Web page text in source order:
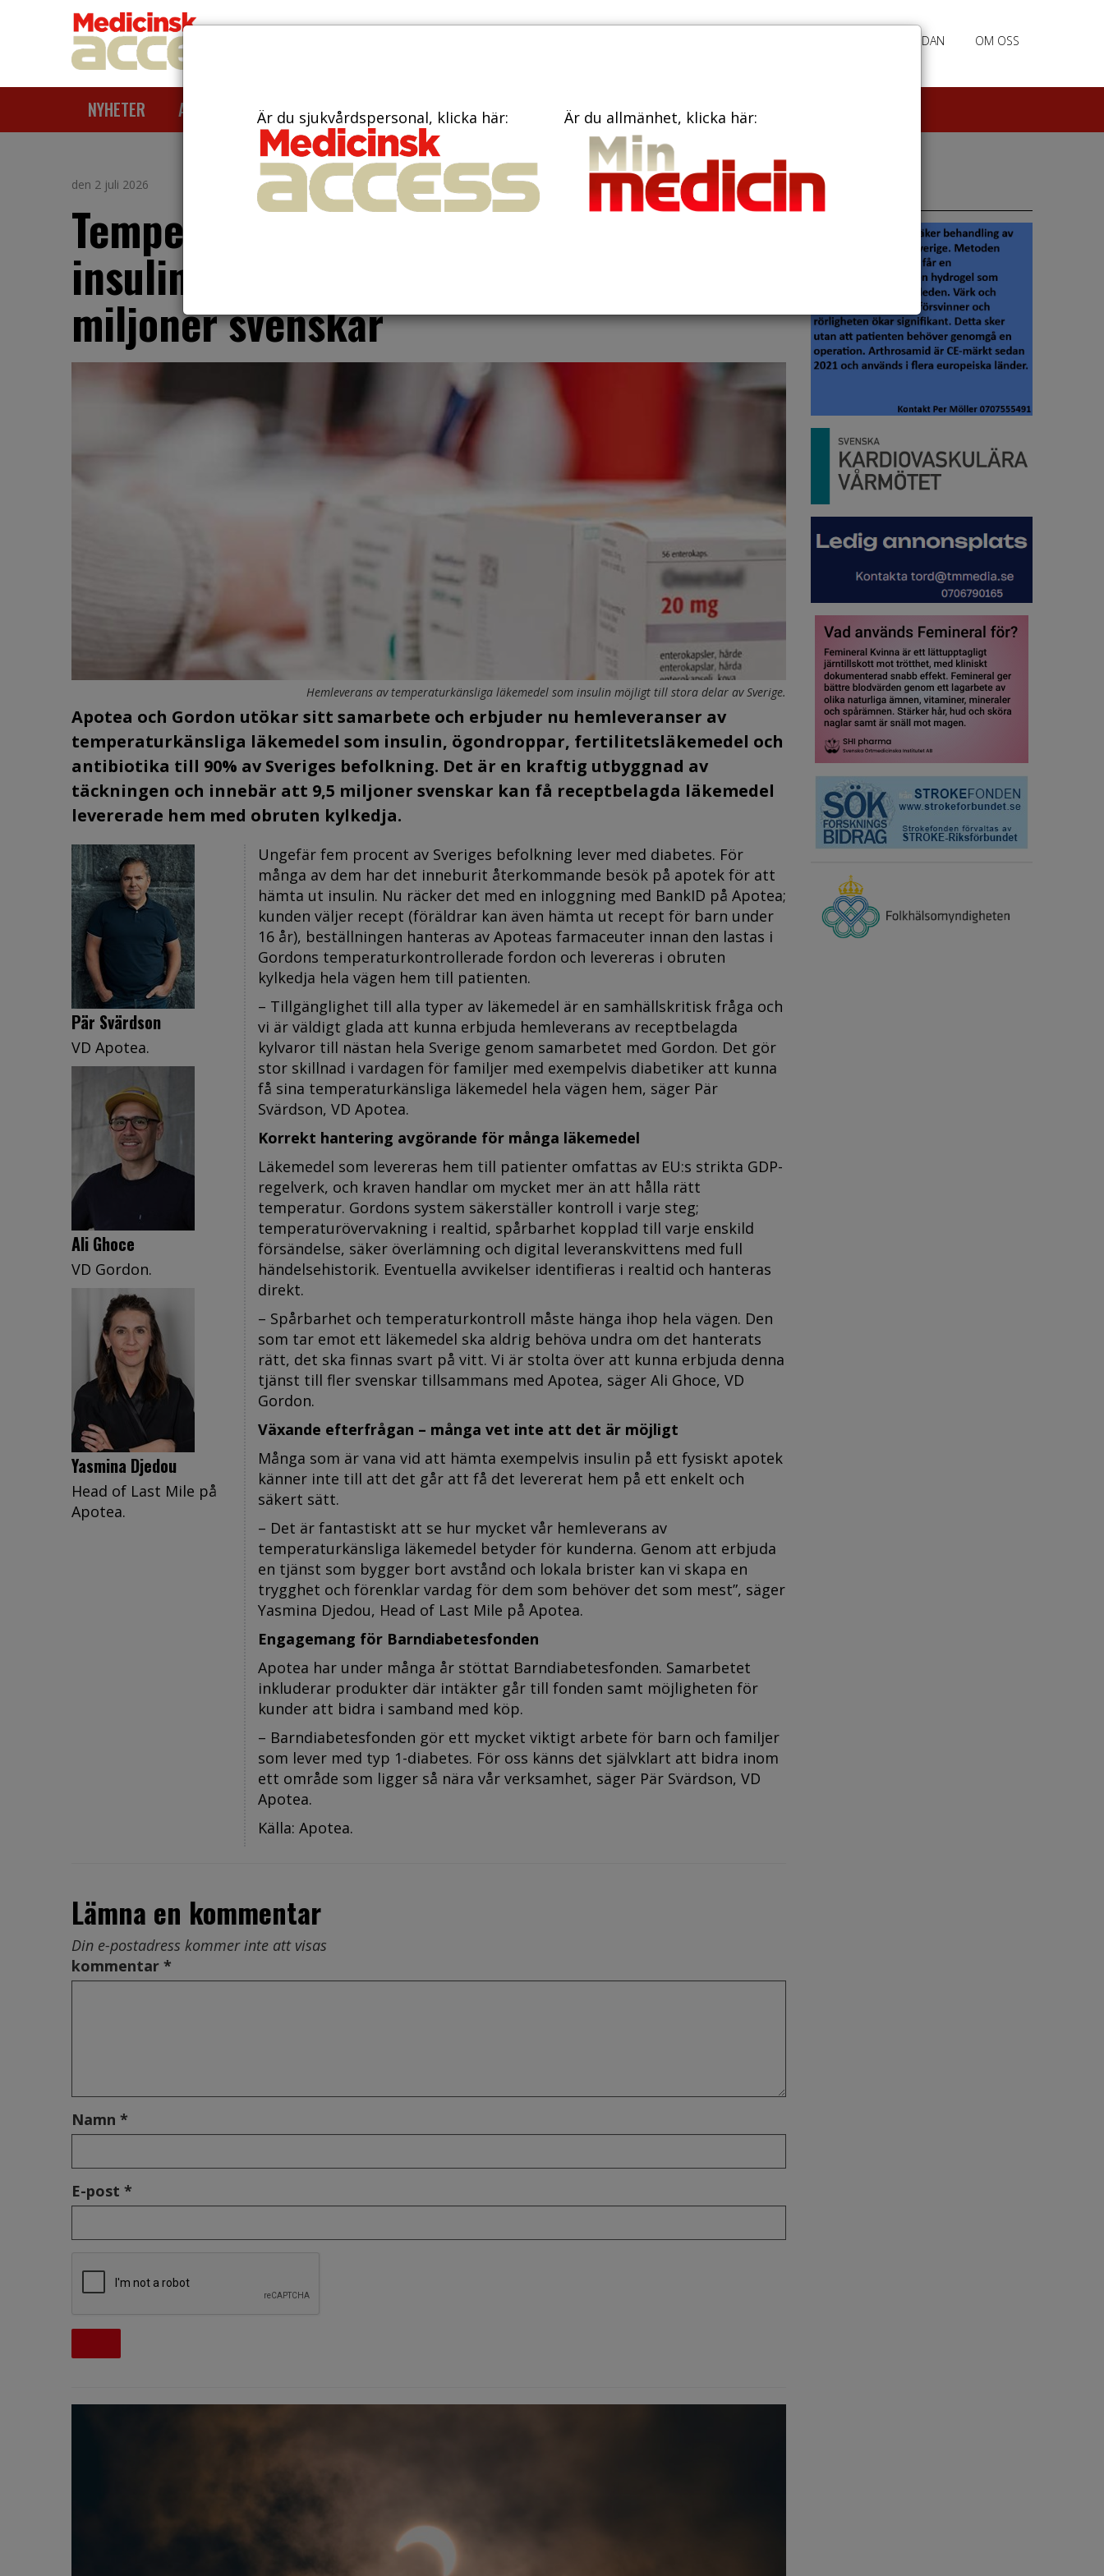
ANNONSERING HEMSIDAN OM OSS
NYHETER ARTIKLAR AKTUELLT TIDNINGAR BÖCKER KONTAKT
den 2 juli 2026
Temperaturkänsliga läkemedel som
insulin kan nu levereras hem till 9,5
miljoner svenskar
Hemleverans av temperaturkänsliga läkemedel som insulin möjligt till stora delar av Sverige.
Apotea och Gordon utökar sitt samarbete och erbjuder nu hemleveranser av
temperaturkänsliga läkemedel som insulin, ögondroppar, fertilitetsläkemedel och
antibiotika till 90% av Sveriges befolkning. Det är en kraftig utbyggnad av
täckningen och innebär att 9,5 miljoner svenskar kan få receptbelagda läkemedel
levererade hem med obruten kylkedja.
Pär Svärdson
VD Apotea.
Ali Ghoce
VD Gordon.
Yasmina Djedou
Head of Last Mile på
Apotea.
Ungefär fem procent av Sveriges befolkning lever med diabetes. För
många av dem har det inneburit återkommande besök på apotek för att
hämta ut insulin. Nu räcker det med en inloggning med BankID på Apotea;
kunden väljer recept (föräldrar kan även hämta ut recept för barn under
16 år), beställningen hanteras av Apoteas farmaceuter innan den lastas i
Gordons temperaturkontrollerade fordon och levereras i obruten
kylkedja hela vägen hem till patienten.
– Tillgänglighet till alla typer av läkemedel är en samhällskritisk fråga och
vi är väldigt glada att kunna erbjuda hemleverans av receptbelagda
kylvaror till nästan hela Sverige genom samarbetet med Gordon. Det gör
stor skillnad i vardagen för familjer med exempelvis diabetiker att kunna
få sina temperaturkänsliga läkemedel hela vägen hem, säger Pär
Svärdson, VD Apotea.
Korrekt hantering avgörande för många läkemedel
Läkemedel som levereras hem till patienter omfattas av EU:s strikta GDP-
regelverk, och kraven handlar om mycket mer än att hålla rätt
temperatur. Gordons system säkerställer kontroll i varje steg;
temperaturövervakning i realtid, spårbarhet kopplad till varje enskild
försändelse, säker överlämning och digital leveranskvittens med full
händelsehistorik. Eventuella avvikelser identifieras i realtid och hanteras
direkt.
– Spårbarhet och temperaturkontroll måste hänga ihop hela vägen. Den
som tar emot ett läkemedel ska aldrig behöva undra om det hanterats
rätt, det ska finnas svart på vitt. Vi är stolta över att kunna erbjuda denna
tjänst till fler svenskar tillsammans med Apotea, säger Ali Ghoce, VD
Gordon.
Växande efterfrågan – många vet inte att det är möjligt
Många som är vana vid att hämta exempelvis insulin på ett fysiskt apotek
känner inte till att det går att få det levererat hem på ett enkelt och
säkert sätt.
– Det är fantastiskt att se hur mycket vår hemleverans av
temperaturkänsliga läkemedel betyder för kunderna. Genom att erbjuda
en tjänst som bygger bort avstånd och lokala brister kan vi skapa en
trygghet och förenklar vardag för dem som behöver det som mest”, säger
Yasmina Djedou, Head of Last Mile på Apotea.
Engagemang för Barndiabetesfonden
Apotea har under många år stöttat Barndiabetesfonden. Samarbetet
inkluderar produkter där intäkter går till fonden samt möjligheten för
kunder att bidra i samband med köp.
– Barndiabetesfonden gör ett mycket viktigt arbete för barn och familjer
som lever med typ 1-diabetes. För oss känns det självklart att bidra inom
ett område som ligger så nära vår verksamhet, säger Pär Svärdson, VD
Apotea.
Källa: Apotea.
Lämna en kommentar
Din e-postadress kommer inte att visas
kommentar *
Namn *
E-post *
Annonser
Är du sjukvårdspersonal, klicka här: Är du allmänhet, klicka här: